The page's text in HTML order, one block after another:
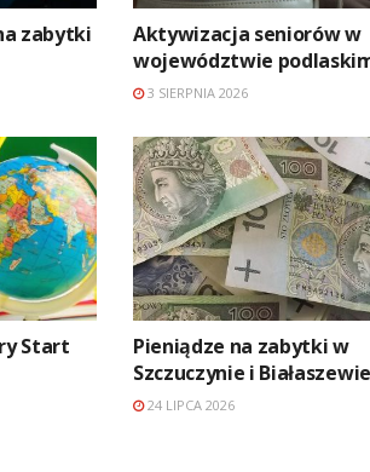
zabytki
Aktywizacja seniorów w
województwie
3 SIERPNIA 2026
Start
Pieniądze na zabytki w
Szczuczynie i Białaszewie
24 LIPCA 2026